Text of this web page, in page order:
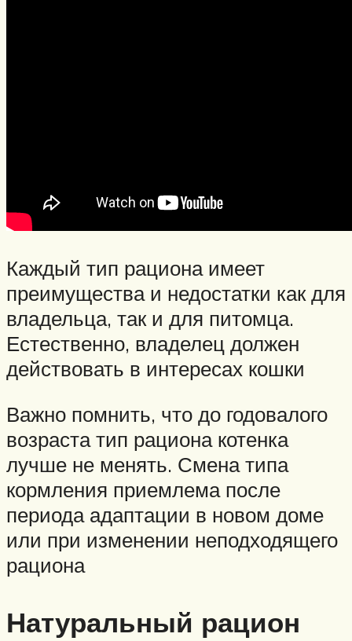
Каждый тип рациона имеет
преимущества и недостатки как для
владельца, так и для питомца.
Естественно, владелец должен
действовать в интересах кошки
Важно помнить, что до годовалого
возраста тип рациона котенка
лучше не менять. Смена типа
кормления приемлема после
периода адаптации в новом доме
или при изменении неподходящего
рациона
Натуральный рацион